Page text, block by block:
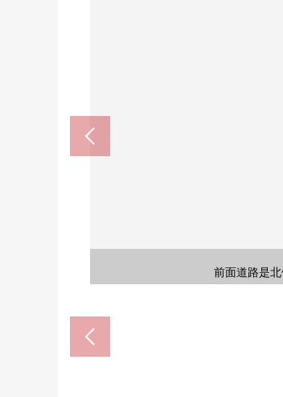
前面道路是北
含
前面道路交通量
含有
在建築包含條件待售土地，沒有。
House廠商的時
含
在本公司星期二和星期三
含
前面道路也
是安靜的居住環
也從三井Rehouse合作住宅
在本公司，顧客放心，商談，
Mybasket
生活Club
全家便利店板
7-Eleven板橋
Welcia
板橋區立
板橋
板橋區
板橋區立